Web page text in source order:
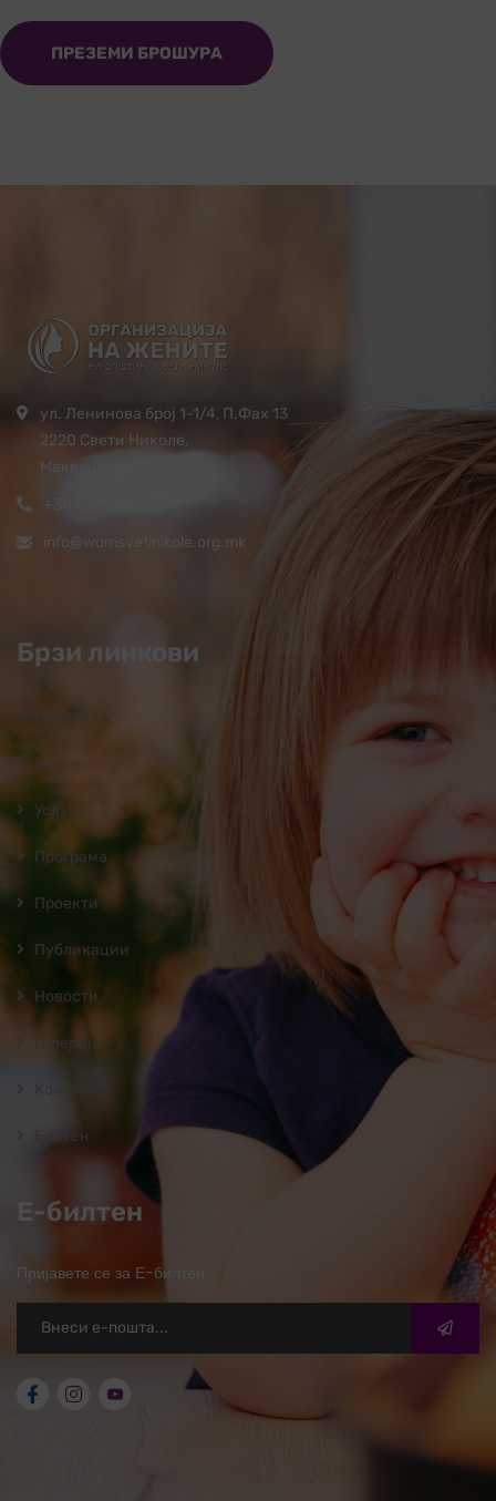
ПРЕЗЕМИ БРОШУРА
ул. Ленинова број 1-1/4, П.Фах 13
2220 Свети Николе,
Македонија
info@womsvetinikole.org.mk
Брзи линкови
Почетна
За нас
Услуги
Програмa
Проекти
Публикации
Новости
Галерија
Билтен
Е-билтен
Пријавете се за Е-билтен